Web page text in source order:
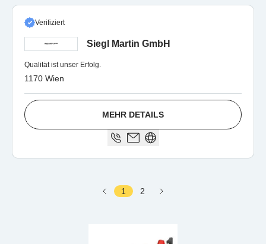
Verifiziert
Siegl Martin GmbH
Qualität ist unser Erfolg.
1170 Wien
MEHR DETAILS
1 2